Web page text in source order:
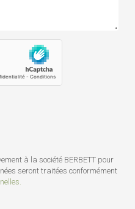
à la société BERBETT pour
seront traitées conformément